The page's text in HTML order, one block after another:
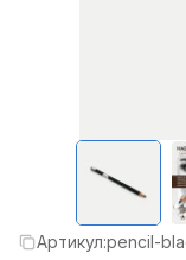
Артикул:pencil-